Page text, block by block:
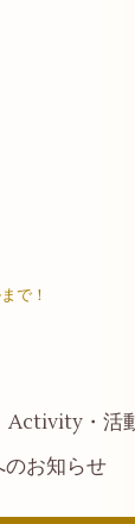
で！
Activity・活
のお知らせ